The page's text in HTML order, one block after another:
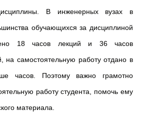
В инженерных вузах в
обучающихся за дисциплиной
18 часов лекций и 36 часов
на самостоятельную работу отдано в
часов. Поэтому важно грамотно
работу студента, помочь ему
материала.